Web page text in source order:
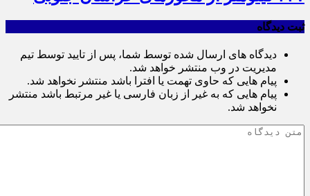
ثبت دیدگاه
دیدگاه های ارسال شده توسط شما، پس از تایید توسط تیم
مدیریت در وب منتشر خواهد شد.
پیام هایی که حاوی تهمت یا افترا باشد منتشر نخواهد شد.
پیام هایی که به غیر از زبان فارسی یا غیر مرتبط باشد منتشر
نخواهد شد.